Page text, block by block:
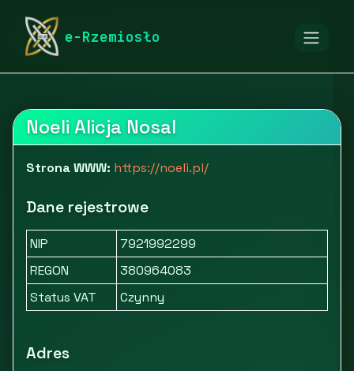
e-Rzemiosło
rymarstwo-poznan.pl
Odzież
Sklep z ubrankami do chrztu Noeli
Noeli Alicja Nosal
Strona WWW: https://noeli.pl/
Dane rejestrowe
NIP
7921992299
REGON
380964083
Status VAT
Czynny
Adres